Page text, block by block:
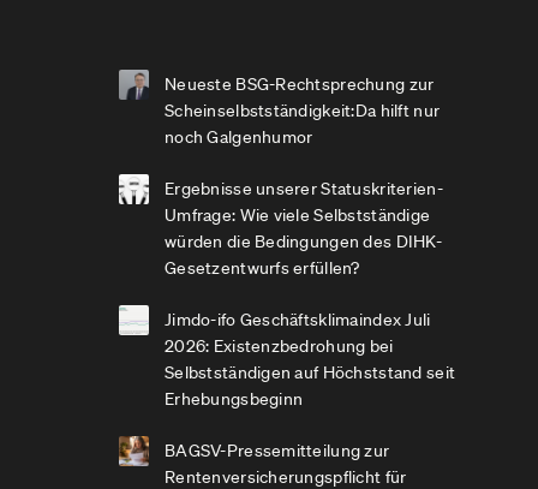
Neueste BSG-Rechtsprechung zur
Scheinselbstständigkeit:Da hilft nur
noch Galgenhumor
Ergebnisse unserer Statuskriterien-
Umfrage: Wie viele Selbstständige
würden die Bedingungen des DIHK-
Gesetzentwurfs erfüllen?
Jimdo-ifo Geschäftsklimaindex Juli
2026: Existenzbedrohung bei
Selbstständigen auf Höchststand seit
Erhebungsbeginn
BAGSV-Pressemitteilung zur
Rentenversicherungspflicht für